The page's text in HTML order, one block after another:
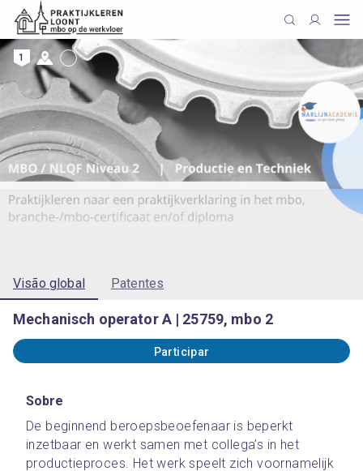
1
Visão global Patentes
Mechanisch operator A | 25759, mbo 2
Participar
Sobre
De beginnend beroepsbeoefenaar is beperkt
inzetbaar en werkt samen met collega’s in het
productieproces. Het werk speelt zich voornamelijk